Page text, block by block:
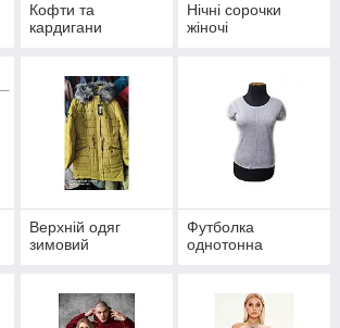
Кофти та
кардигани
Нічні сорочки
жіночі
Верхній одяг
зимовий
Футболка
однотонна